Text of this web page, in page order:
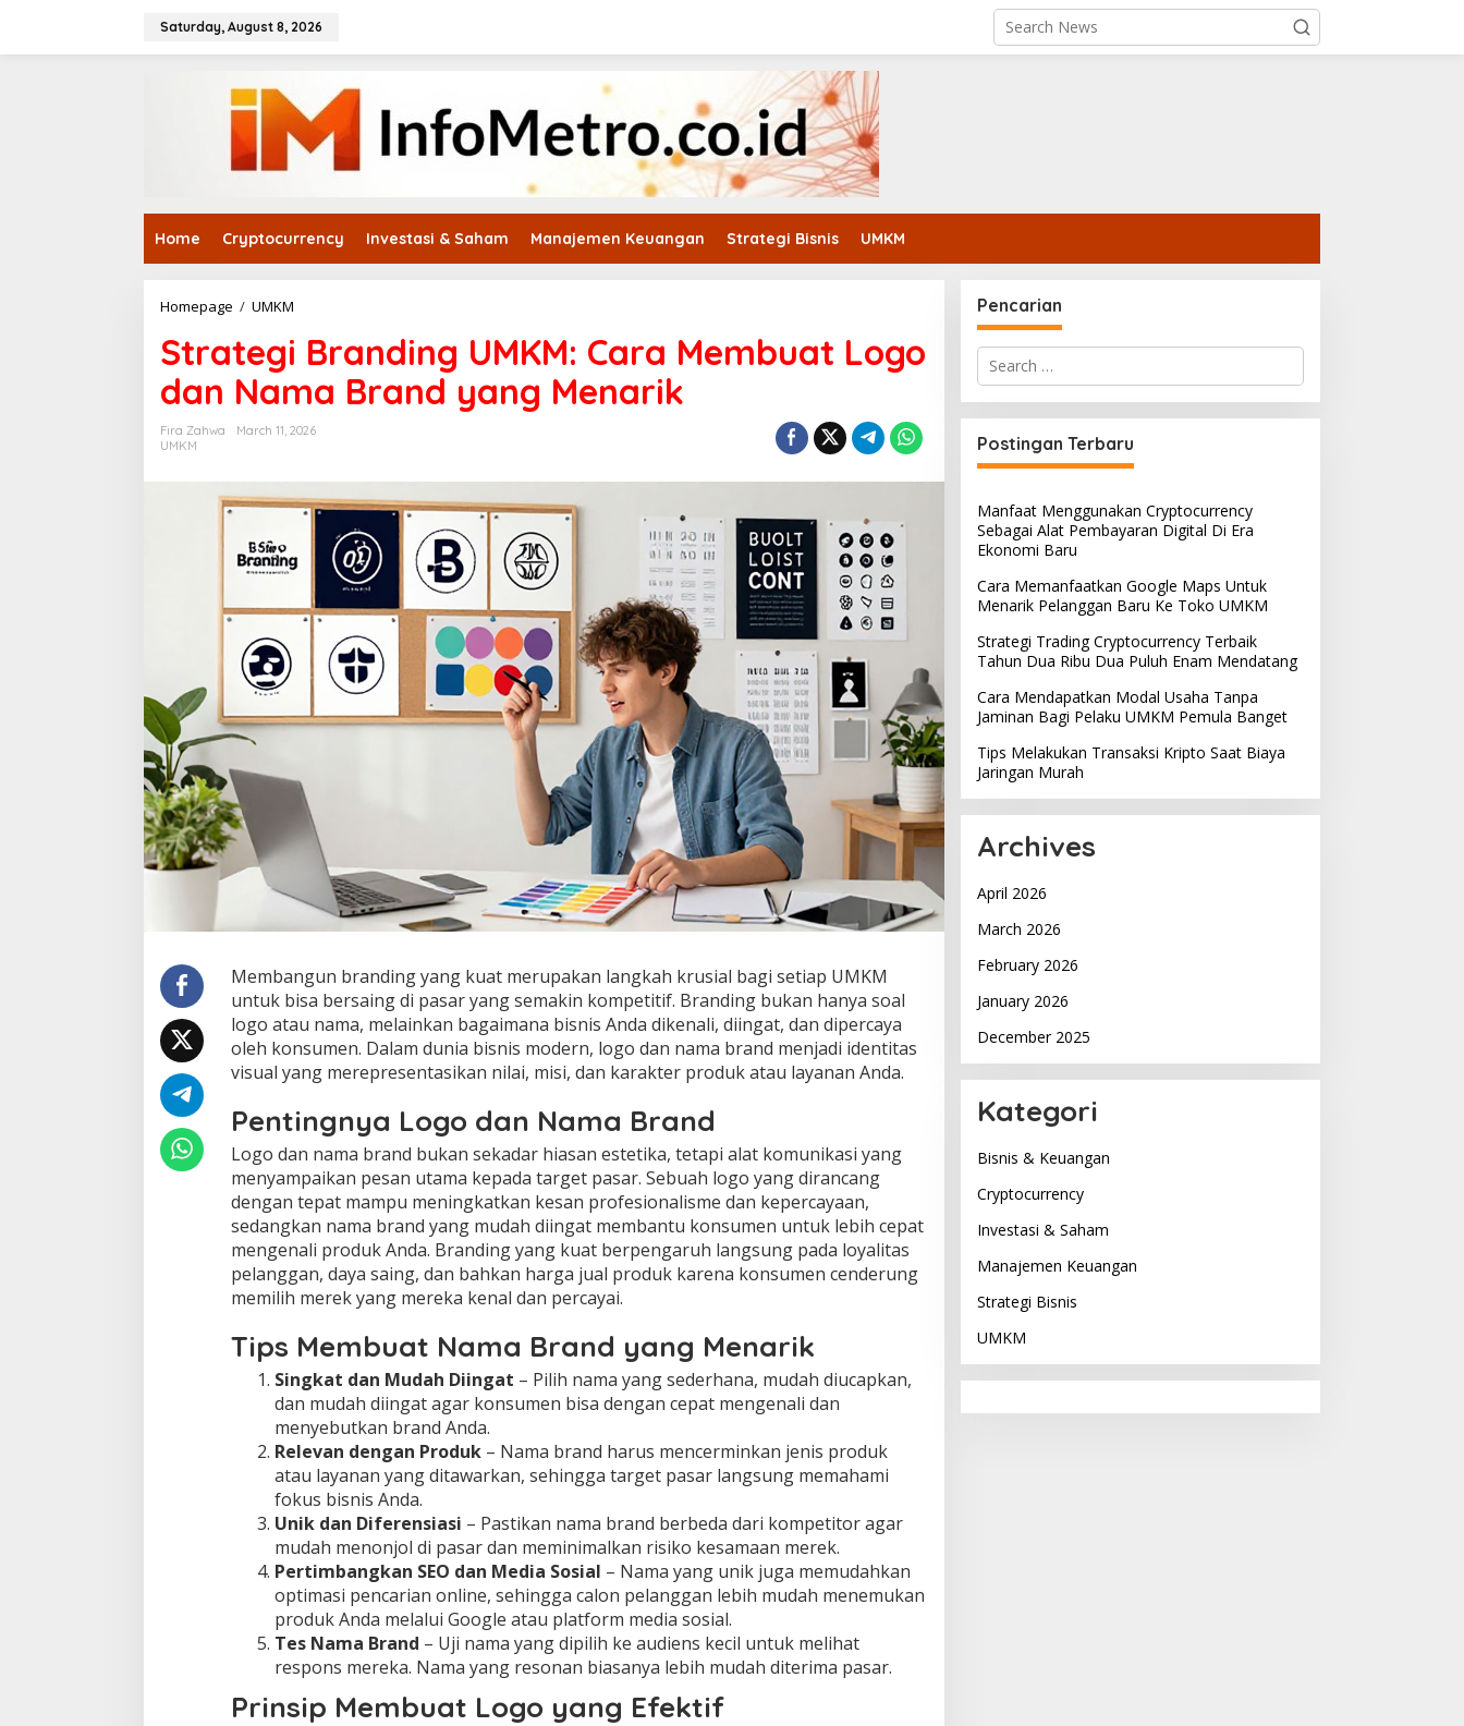
Saturday, August 8, 2026
Home Cryptocurrency Investasi & Saham Manajemen Keuangan Strategi Bisnis UMKM
Homepage / UMKM
UMKM:
Cara
Membuat
Logo
dan
yang
Menarik
Strategi Branding UMKM: Cara Membuat Logo
dan Nama Brand yang Menarik
Fira Zahwa
March 11, 2026
UMKM
Membangun branding yang kuat merupakan langkah krusial bagi setiap UMKM
untuk bisa bersaing di pasar yang semakin kompetitif. Branding bukan hanya soal
logo atau nama, melainkan bagaimana bisnis Anda dikenali, diingat, dan dipercaya
oleh konsumen. Dalam dunia bisnis modern, logo dan nama brand menjadi identitas
visual yang merepresentasikan nilai, misi, dan karakter produk atau layanan Anda.
Pentingnya Logo dan Nama Brand
Logo dan nama brand bukan sekadar hiasan estetika, tetapi alat komunikasi yang
menyampaikan pesan utama kepada target pasar. Sebuah logo yang dirancang
dengan tepat mampu meningkatkan kesan profesionalisme dan kepercayaan,
sedangkan nama brand yang mudah diingat membantu konsumen untuk lebih cepat
mengenali produk Anda. Branding yang kuat berpengaruh langsung pada loyalitas
pelanggan, daya saing, dan bahkan harga jual produk karena konsumen cenderung
memilih merek yang mereka kenal dan percayai.
Tips Membuat Nama Brand yang Menarik
Singkat dan Mudah Diingat – Pilih nama yang sederhana, mudah diucapkan,
dan mudah diingat agar konsumen bisa dengan cepat mengenali dan
menyebutkan brand Anda.
Relevan dengan Produk– Nama brand harus mencerminkan jenis produk
atau layanan yang ditawarkan, sehingga target pasar langsung memahami
fokus bisnis Anda.
Unik dan Diferensiasi – Pastikan nama brand berbeda dari kompetitor agar
mudah menonjol di pasar dan meminimalkan risiko kesamaan merek.
Pertimbangkan SEO dan Media Sosial – Nama yang unik juga memudahkan
optimasi pencarian online, sehingga calon pelanggan lebih mudah menemukan
produk Anda melalui Google atau platform media sosial.
Tes Nama Brand – Uji nama yang dipilih ke audiens kecil untuk melihat
respons mereka. Nama yang resonan biasanya lebih mudah diterima pasar.
Prinsip Membuat Logo yang Efektif
Pencarian
Search
for:
Postingan Terbaru
Manfaat Menggunakan Cryptocurrency
Sebagai Alat Pembayaran Digital Di Era
Ekonomi Baru
Cara Memanfaatkan Google Maps Untuk
Menarik Pelanggan Baru Ke Toko UMKM
Strategi Trading Cryptocurrency Terbaik
Tahun Dua Ribu Dua Puluh Enam Mendatang
Cara Mendapatkan Modal Usaha Tanpa
Jaminan Bagi Pelaku UMKM Pemula Banget
Tips Melakukan Transaksi Kripto Saat Biaya
Jaringan Murah
Archives
April 2026
March 2026
February 2026
January 2026
December 2025
Kategori
Bisnis & Keuangan
Cryptocurrency
Investasi & Saham
Manajemen Keuangan
Strategi Bisnis
UMKM